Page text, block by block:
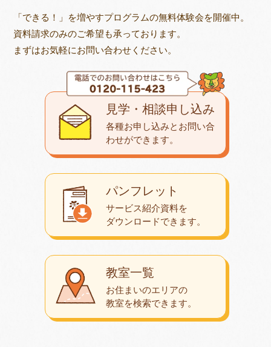
「できる！」を増やすプログラムの無料体験会を開催中。
資料請求のみのご希望も承っております。
まずはお気軽にお問い合わせください。
教室一覧
お住まいのエリアの
教室を検索できます。
パンフレット
サービス紹介資料を
ダウンロードできます。
見学・相談申し込み
各種お申し込みとお問い合
わせができます。